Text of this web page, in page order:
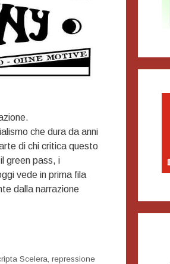
che dura da anni
di chi critica questo
green pass, i
vede in prima fila
dalla narrazione
Scelera ,repressione